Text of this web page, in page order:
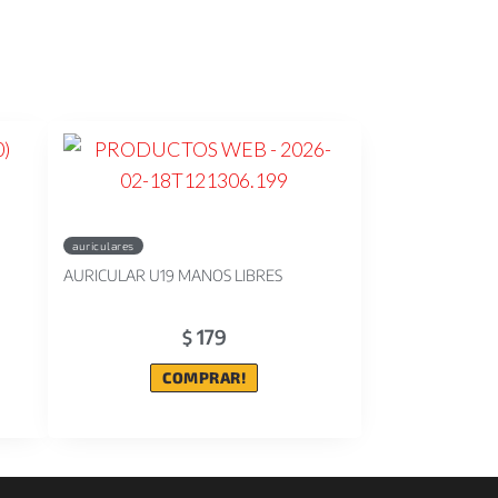
auriculares
AURICULAR U19 MANOS LIBRES
$179
COMPRAR!